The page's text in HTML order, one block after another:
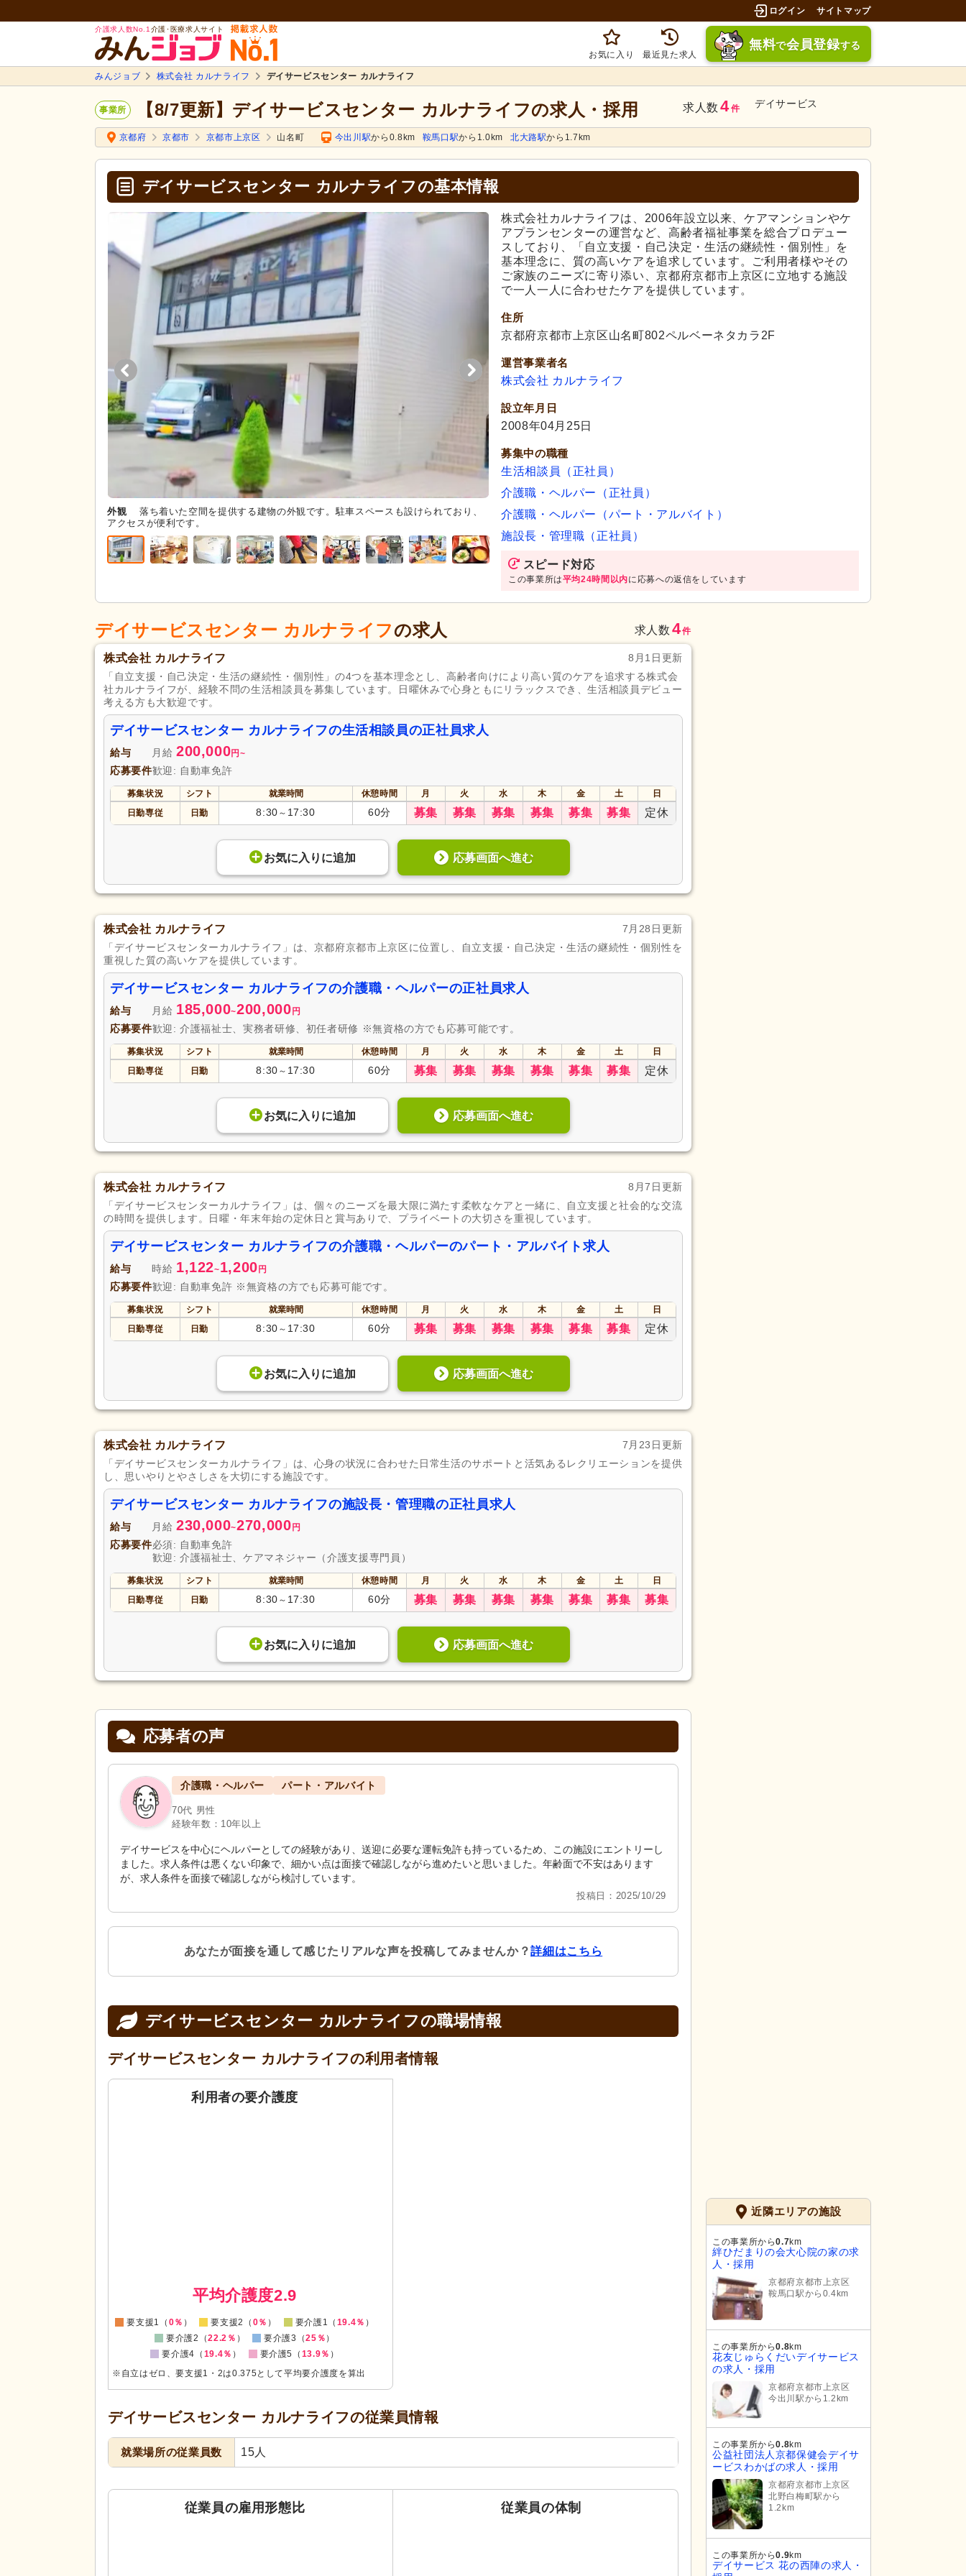
ログイン サイトマップ
介護求人数No.1 介護･医療求人サイト
お気に入り 最近見た求人
無料で会員登録する
みんジョブ 株式会社 カルナライフ デイサービスセンター カルナライフ
事業所 【8/7更新】デイサービスセンター カルナライフの求人・採用 求人数 4件 デイサービス
京都府 京都市 京都市上京区 山名町 今出川駅から0.8km 鞍馬口駅から1.0km 北大路駅から1.7km
デイサービスセンター カルナライフの基本情報
外観
落ち着いた空間を提供する建物の外観です。駐車スペースも設けられており、
アクセスが便利です。
ダイニングルーム
自然光が差し込む広々とした空間です。ゆったりとした配置のテ
ーブルで団らんを楽しめます。
株式会社カルナライフは、2006年設立以来、ケアマンションやケ
アプランセンターの運営など、高齢者福祉事業を総合プロデュー
スしており、「自立支援・自己決定・生活の継続性・個別性」を
基本理念に、質の高いケアを追求しています。ご利用者様やその
ご家族のニーズに寄り添い、京都府京都市上京区に立地する施設
で一人一人に合わせたケアを提供しています。
住所
京都府京都市上京区山名町802ペルベーネタカラ2F
運営事業者名
株式会社 カルナライフ
設立年月日
2008年04月25日
募集中の職種
生活相談員（正社員）
介護職・ヘルパー（正社員）
介護職・ヘルパー（パート・アルバイト）
施設長・管理職（正社員）
スピード対応
この事業所は平均24時間以内に応募への返信をしています
デイサービスセンター カルナライフの求人 求人数 4件
株式会社 カルナライフ
8月1日更新
「自立支援・自己決定・生活の継続性・個別性」の4つを基本理念とし、高齢者向けにより高い質のケアを追求する株式会
社カルナライフが、経験不問の生活相談員を募集しています。日曜休みで心身ともにリラックスでき、生活相談員デビュー
考える方も大歓迎です。
デイサービスセンター カルナライフの生活相談員の正社員求人
給与 月給 200,000円~
応募要件歓迎: 自動車免許
募集状況 シフト 就業時間 休憩時間 月 火 水 木 金 土
日
日勤専従
日勤 8:30 ～ 17:30 60分 募集 募集 募集 募集 募集 募集 定休
お気に入り に追加 応募画面へ進む
株式会社 カルナライフ
7月28日更新
「デイサービスセンターカルナライフ」は、京都府京都市上京区に位置し、自立支援・自己決定・生活の継続性・個別性を
重視した質の高いケアを提供しています。
デイサービスセンター カルナライフの介護職・ヘルパーの正社員求人
給与 月給 185,000~200,000 円
応募要件歓迎: 介護福祉士、実務者研修、初任者研修 ※無資格の方でも応募可能です。
募集状況 シフト 就業時間 休憩時間 月 火 水 木 金 土
日
日勤専従
日勤 8:30 ～ 17:30 60分 募集 募集 募集 募集 募集 募集 定休
お気に入り に追加 応募画面へ進む
株式会社 カルナライフ
8月7日更新
「デイサービスセンターカルナライフ」は、個々のニーズを最大限に満たす柔軟なケアと一緒に、自立支援と社会的な交流
の時間を提供します。日曜・年末年始の定休日と賞与ありで、プライベートの大切さを重視しています。
デイサービスセンター カルナライフの介護職・ヘルパーのパート・アルバイト求人
給与 時給 1,122~1,200 円
応募要件歓迎: 自動車免許 ※無資格の方でも応募可能です。
募集状況 シフト 就業時間 休憩時間 月 火 水 木 金 土
日
日勤専従
日勤 8:30 ～ 17:30 60分 募集 募集 募集 募集 募集 募集 定休
お気に入り に追加 応募画面へ進む
株式会社 カルナライフ
7月23日更新
「デイサービスセンターカルナライフ」は、心身の状況に合わせた日常生活のサポートと活気あるレクリエーションを提供
し、思いやりとやさしさを大切にする施設です。
デイサービスセンター カルナライフの施設長・管理職の正社員求人
給与 月給 230,000~270,000 円
応募要件必須: 自動車免許
歓迎: 介護福祉士、ケアマネジャー（介護支援専門員）
募集状況 シフト 就業時間 休憩時間 月 火 水 木 金 土
日
日勤専従
日勤 8:30 ～ 17:30 60分 募集 募集 募集 募集 募集 募集 募集
お気に入り に追加 応募画面へ進む
応募者の声
介護職・ヘルパー パート・アルバイト
70代 男性
経験年数：10年以上
デイサービスを中心にヘルパーとしての経験があり、送迎に必要な運転免許も持っているため、この施設にエントリーし
ました。求人条件は悪くない印象で、細かい点は面接で確認しながら進めたいと思いました。年齢面で不安はあります
が、求人条件を面接で確認しながら検討しています。
投稿日：2025/10/29
あなたが面接を通して感じたリアルな声を投稿してみませんか？詳細はこちら
デイサービスセンター カルナライフの職場情報
デイサービスセンター カルナライフの利用者情報
利用者の要介護度
0
平均介護度2.9
要支援1（ 0％ ） 要支援2（ 0％ ） 要介護1（ 19.4％ ）
要介護2（22.2％ ） 要介護3（25％ ）
要介護4（ 19.4％ ） 要介護5（ 13.9％ ）
※自立はゼロ、要支援1・2は0.375として平均要介護度を算出
デイサービスセンター カルナライフの従業員情報
就業場所の従業員数 15人
従業員の雇用形態比 従業員の体制
近隣エリアの施設
この事業所から0.7km
絆ひだまりの会大心院の家の求
人・採用
京都府京都市上京区
鞍馬口駅から0.4km
この事業所から0.8km
花友じゅらくだいデイサービス
の求人・採用
京都府京都市上京区
今出川駅から1.2km
この事業所から0.8km
公益社団法人京都保健会デイサ
ービスわかばの求人・採用
京都府京都市上京区
北野白梅町駅から
1.2km
この事業所から0.9km
デイサービス 花の西陣の求人・